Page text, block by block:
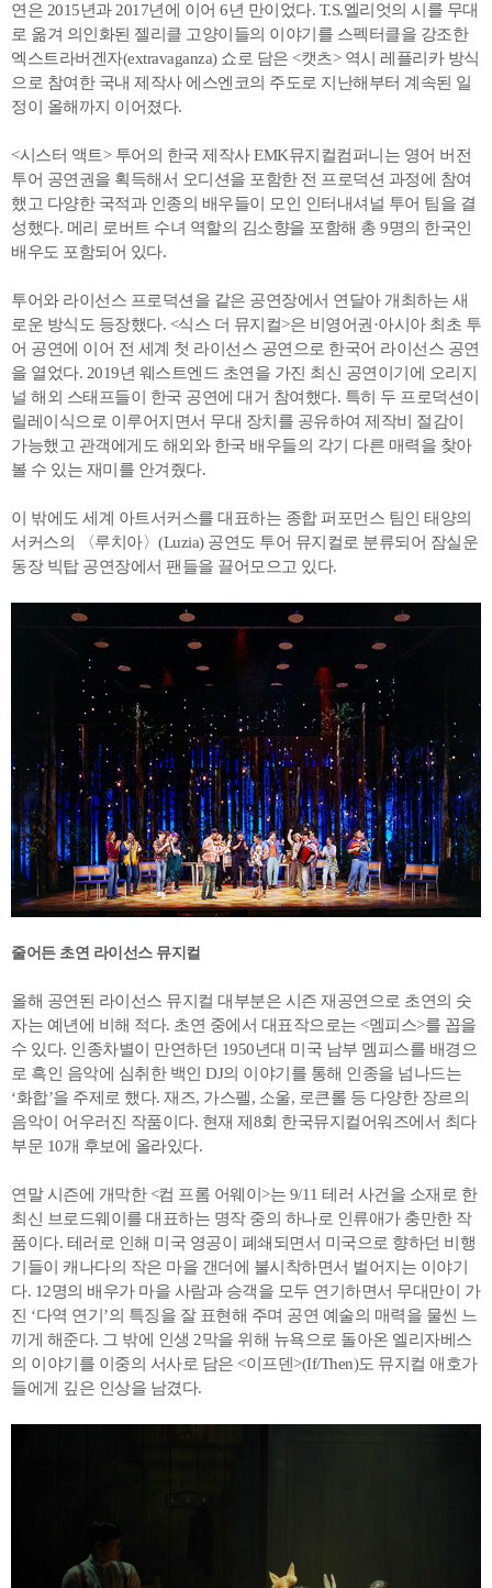
연은 2015년과 2017년에 이어 6년 만이었다. T.S.엘리엇의 시를 무대
로 옮겨 의인화된 젤리클 고양이들의 이야기를 스펙터클을 강조한
엑스트라버겐자(extravaganza) 쇼로 담은 <캣츠> 역시 레플리카 방식
으로 참여한 국내 제작사 에스엔코의 주도로 지난해부터 계속된 일
정이 올해까지 이어졌다.
<시스터 액트> 투어의 한국 제작사 EMK뮤지컬컴퍼니는 영어 버전
투어 공연권을 획득해서 오디션을 포함한 전 프로덕션 과정에 참여
했고 다양한 국적과 인종의 배우들이 모인 인터내셔널 투어 팀을 결
성했다. 메리 로버트 수녀 역할의 김소향을 포함해 총 9명의 한국인
배우도 포함되어 있다.
투어와 라이선스 프로덕션을 같은 공연장에서 연달아 개최하는 새
로운 방식도 등장했다. <식스 더 뮤지컬>은 비영어권·아시아 최초 투
어 공연에 이어 전 세계 첫 라이선스 공연으로 한국어 라이선스 공연
을 열었다. 2019년 웨스트엔드 초연을 가진 최신 공연이기에 오리지
널 해외 스태프들이 한국 공연에 대거 참여했다. 특히 두 프로덕션이
릴레이식으로 이루어지면서 무대 장치를 공유하여 제작비 절감이
가능했고 관객에게도 해외와 한국 배우들의 각기 다른 매력을 찾아
볼 수 있는 재미를 안겨줬다.
이 밖에도 세계 아트서커스를 대표하는 종합 퍼포먼스 팀인 태양의
서커스의 〈루치아〉(Luzia) 공연도 투어 뮤지컬로 분류되어 잠실운
동장 빅탑 공연장에서 팬들을 끌어모으고 있다.
줄어든 초연 라이선스 뮤지컬
올해 공연된 라이선스 뮤지컬 대부분은 시즌 재공연으로 초연의 숫
자는 예년에 비해 적다. 초연 중에서 대표작으로는 <멤피스>를 꼽을
수 있다. 인종차별이 만연하던 1950년대 미국 남부 멤피스를 배경으
로 흑인 음악에 심취한 백인 DJ의 이야기를 통해 인종을 넘나드는
‘화합’을 주제로 했다. 재즈, 가스펠, 소울, 로큰롤 등 다양한 장르의
음악이 어우러진 작품이다. 현재 제8회 한국뮤지컬어워즈에서 최다
부문 10개 후보에 올라있다.
연말 시즌에 개막한 <컴 프롬 어웨이>는 9/11 테러 사건을 소재로 한
최신 브로드웨이를 대표하는 명작 중의 하나로 인류애가 충만한 작
품이다. 테러로 인해 미국 영공이 폐쇄되면서 미국으로 향하던 비행
기들이 캐나다의 작은 마을 갠더에 불시착하면서 벌어지는 이야기
다. 12명의 배우가 마을 사람과 승객을 모두 연기하면서 무대만이 가
진 ‘다역 연기’의 특징을 잘 표현해 주며 공연 예술의 매력을 물씬 느
끼게 해준다. 그 밖에 인생 2막을 위해 뉴욕으로 돌아온 엘리자베스
의 이야기를 이중의 서사로 담은 <이프덴>(If/Then)도 뮤지컬 애호가
들에게 깊은 인상을 남겼다.